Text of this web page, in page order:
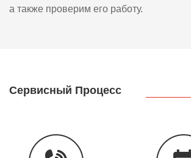
а также проверим его работу.
Сервисный Процесс